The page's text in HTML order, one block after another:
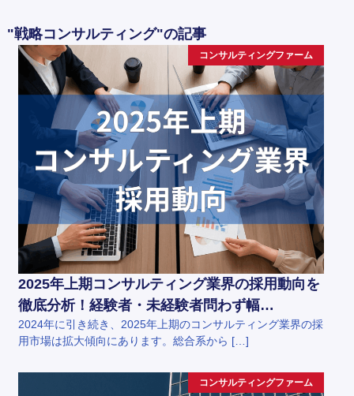
"戦略コンサルティング"の記事
コンサルティングファーム
2025年上期コンサルティング業界の採用動向を
徹底分析！経験者・未経験者問わず幅…
2024年に引き続き、2025年上期のコンサルティング業界の採
用市場は拡大傾向にあります。総合系から […]
コンサルティングファーム